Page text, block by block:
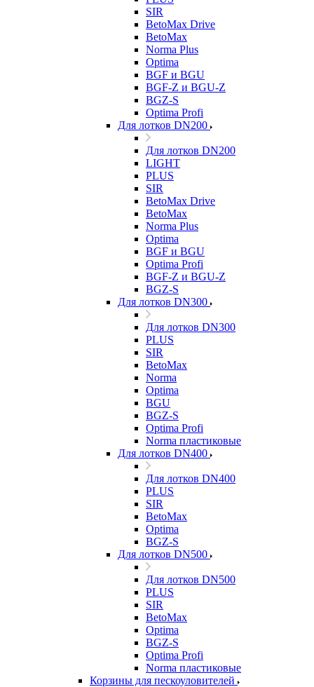
SIR
BetoMax Drive
BetoMax
Norma Plus
Optima
BGF и BGU
BGF-Z и BGU-Z
BGZ-S
Optima Profi
Для лотков DN200
Для лотков DN200
LIGHT
PLUS
SIR
BetoMax Drive
BetoMax
Norma Plus
Optima
BGF и BGU
Optima Profi
BGF-Z и BGU-Z
BGZ-S
Для лотков DN300
Для лотков DN300
PLUS
SIR
BetoMax
Norma
Optima
BGU
BGZ-S
Optima Profi
Norma пластиковые
Для лотков DN400
Для лотков DN400
PLUS
SIR
BetoMax
Optima
BGZ-S
Для лотков DN500
Для лотков DN500
PLUS
SIR
BetoMax
Optima
BGZ-S
Optima Profi
Norma пластиковые
Корзины для пескоуловителей